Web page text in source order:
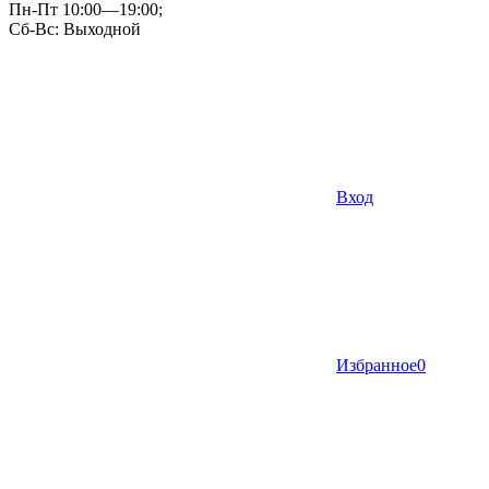
Пн-Пт 10:00—19:00;
Сб-Вс: Выходной
Вход
Избранное0